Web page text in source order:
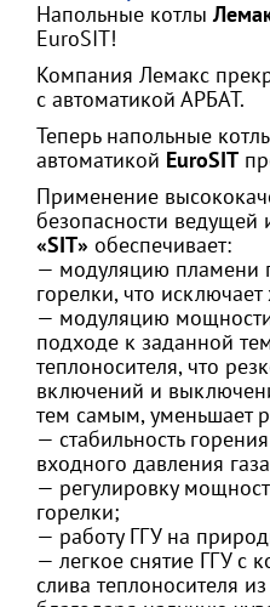
Напольные котлы
EuroSIT!
Компания Лемакс
с автоматикой АРБАТ.
Теперь напольные
автоматикой EuroSIT
Применение
безопасности
«SIT» обеспечивает:
— модуляцию пламени
горелки, что
— модуляцию
подходе к заданной
теплоносителя, что
включений и
тем самым, уменьшает
— стабильность
входного давления
— регулировку
горелки;
— работу ГГУ на
— легкое снятие ГГУ с
слива теплоносителя